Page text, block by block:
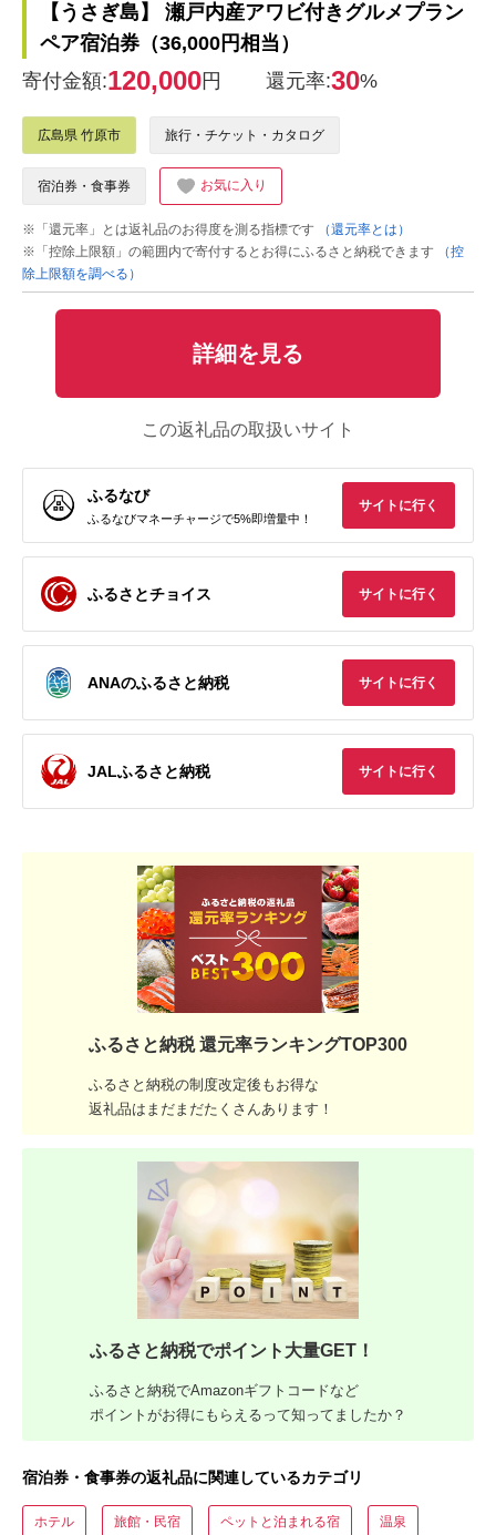
【うさぎ島】 瀬戸内産アワビ付きグルメプラン
ペア宿泊券（36,000円相当）
寄付金額:120,000円 還元率:30%
広島県 竹原市 旅行・チケット・カタログ
宿泊券・食事券 お気に入り
※「還元率」とは返礼品のお得度を測る指標です
（還元率とは）
※「控除上限額」の範囲内で寄付するとお得にふるさと納税できます
（控
除上限額を調べる）
詳細を見る
この返礼品の取扱いサイト
ふるなび
ふるなびマネーチャージで5%即増量中！
サイトに行く
ふるさとチョイス サイトに行く
ANAのふるさと納税 サイトに行く
JALふるさと納税 サイトに行く
ふるさと納税 還元率ランキングTOP300
ふるさと納税の制度改定後もお得な
返礼品はまだまだたくさんあります！
ふるさと納税でポイント大量GET！
ふるさと納税でAmazonギフトコードなど
ポイントがお得にもらえるって知ってましたか？
宿泊券・食事券の返礼品に関連しているカテゴリ
ホテル 旅館・民宿 ペットと泊まれる宿 温泉